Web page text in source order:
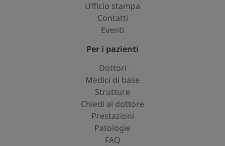
Ufficio stampa
Contatti
Eventi
Per i pazienti
Dottori
Medici di base
Strutture
Chiedi al dottore
Prestazioni
Patologie
FAQ